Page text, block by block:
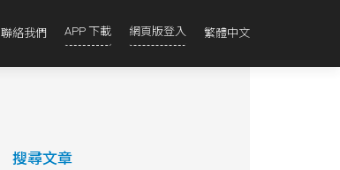
聯絡我們 APP 下載 網頁版登入 繁體中文
搜尋文章